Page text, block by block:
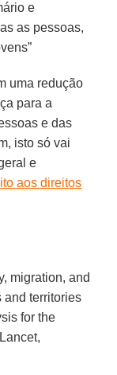
e
as pessoas,
uma redução
para a
e das
isto só vai
e
aos direitos
migration, and
and territories
for the